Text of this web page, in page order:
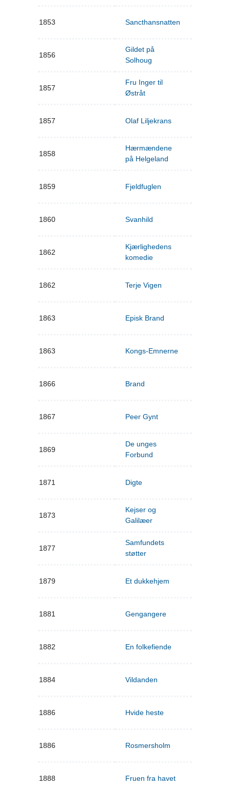
1853 Sancthansnatten
1856
Gildet på
Solhoug
1857
Fru Inger til
Østråt
1857 Olaf Liljekrans
1858
Hærmændene
på Helgeland
1859 Fjeldfuglen
1860 Svanhild
1862
Kjærlighedens
komedie
1862 Terje Vigen
1863 Episk Brand
1863 Kongs-Emnerne
1866 Brand
1867 Peer Gynt
1869
De unges
Forbund
1871 Digte
1873
Kejser og
Galilæer
1877
Samfundets
støtter
1879 Et dukkehjem
1881 Gengangere
1882 En folkefiende
1884 Vildanden
1886 Hvide heste
1886 Rosmersholm
1888 Fruen fra havet